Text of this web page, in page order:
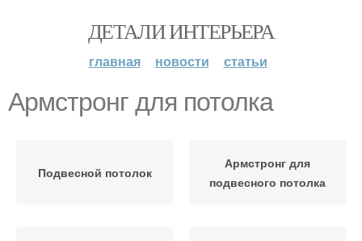
ДЕТАЛИ ИНТЕРЬЕРА
главная новости статьи
Армстронг для потолка
Подвесной потолок
Армстронг для
подвесного потолка